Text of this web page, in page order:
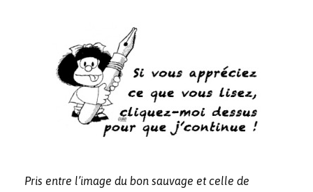
Pris entre l’image du bon sauvage et celle de